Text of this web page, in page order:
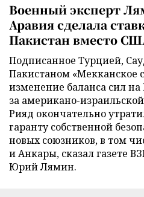
Военный эксперт
Аравия сделала
Пакистан вместо
Подписанное Турцией,
Пакистаном «Мекканское
изменение баланса сил
за американо-
Рияд окончательно
гаранту собственной
новых союзников, в том
и Анкары, сказал газете
Юрий Лямин.